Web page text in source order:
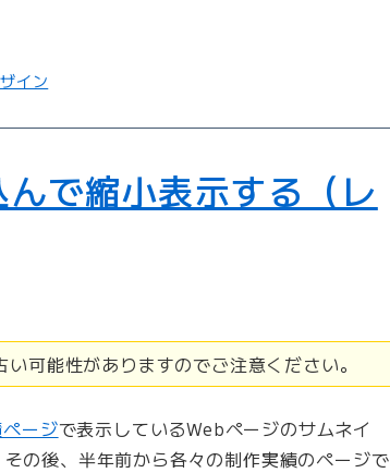
イン
で縮小表示する（レ
可能性がありますのでご注意ください。
ージで表示しているWebページのサムネイ
の後、半年前から各々の制作実績のページで